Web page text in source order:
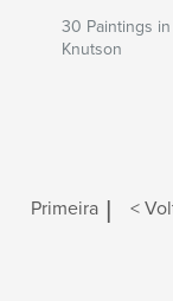
30 Paintings
Knutson
Primeira | <